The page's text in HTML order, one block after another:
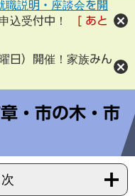
職説明・座談会を開
込受付中！
あと
日）開催！家族みん
・市の木・市